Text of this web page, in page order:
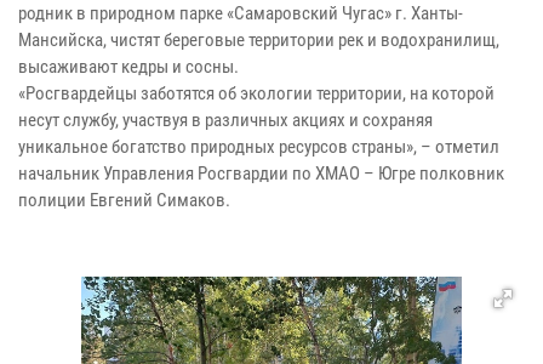
родник в природном парке «Самаровский Чугас» г. Ханты-
Мансийска, чистят береговые территории рек и водохранилищ,
высаживают кедры и сосны.
«Росгвардейцы заботятся об экологии территории, на которой
несут службу, участвуя в различных акциях и сохраняя
уникальное богатство природных ресурсов страны», – отметил
начальник Управления Росгвардии по ХМАО – Югре полковник
полиции Евгений Симаков.